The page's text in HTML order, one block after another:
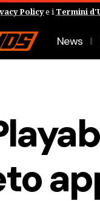
Policye i Termini
News